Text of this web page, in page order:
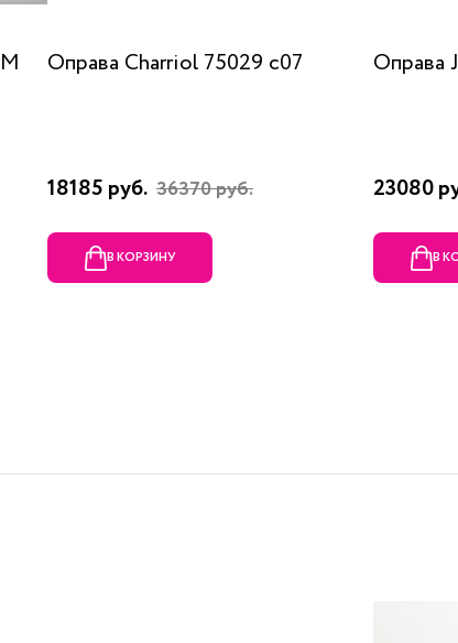
Оправа Charriol 75029 c07
18185 руб. 36370 руб.
В КОРЗИНУ
Оправа
23080
В